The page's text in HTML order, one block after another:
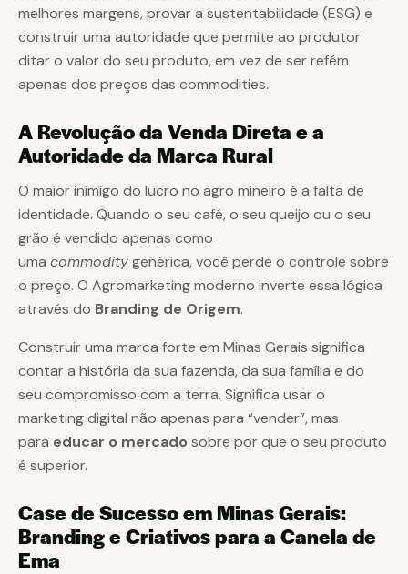
melhores margens, provar a sustentabilidade (ESG) e
construir uma autoridade que permite ao produtor
ditar o valor do seu produto, em vez de ser refém
apenas dos preços das commodities.
A Revolução da Venda Direta e a
Autoridade da Marca Rural
O maior inimigo do lucro no agro mineiro é a falta de
identidade. Quando o seu café, o seu queijo ou o seu
grão é vendido apenas como
uma commoditygenérica, você perde o controle sobre
o preço. O Agromarketing moderno inverte essa lógica
através do Branding de Origem.
Construir uma marca forte em Minas Gerais significa
contar a história da sua fazenda, da sua família e do
seu compromisso com a terra. Significa usar o
marketing digital não apenas para “vender”, mas
para educar o mercado sobre por que o seu produto
é superior.
Case de Sucesso em Minas Gerais:
Branding e Criativos para a Canela de
Ema